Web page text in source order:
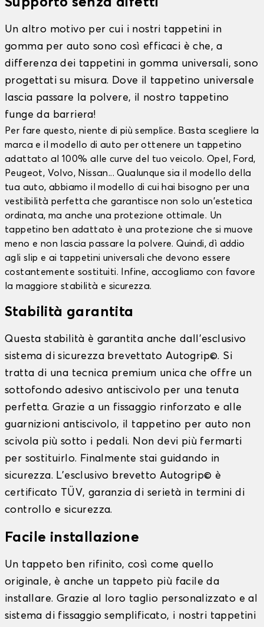
Un altro motivo per cui i nostri tappetini in
gomma per auto sono così efficaci è che, a
differenza dei tappetini in gomma universali, sono
progettati su misura. Dove il tappetino universale
lascia passare la polvere, il nostro tappetino
funge da barriera!
Per fare questo, niente di più semplice. Basta scegliere la
marca e il modello di auto per ottenere un tappetino
adattato al 100% alle curve del tuo veicolo. Opel, Ford,
Peugeot, Volvo, Nissan... Qualunque sia il modello della
tua auto, abbiamo il modello di cui hai bisogno per una
vestibilità perfetta che garantisce non solo un'estetica
ordinata, ma anche una protezione ottimale. Un
tappetino ben adattato è una protezione che si muove
meno e non lascia passare la polvere. Quindi, dì addio
agli slip e ai tappetini universali che devono essere
costantemente sostituiti. Infine, accogliamo con favore
la maggiore stabilità e sicurezza.
Stabilità garantita
Questa stabilità è garantita anche dall'esclusivo
sistema di sicurezza brevettato Autogrip©. Si
tratta di una tecnica premium unica che offre un
sottofondo adesivo antiscivolo per una tenuta
perfetta. Grazie a un fissaggio rinforzato e alle
guarnizioni antiscivolo, il tappetino per auto non
scivola più sotto i pedali. Non devi più fermarti
per sostituirlo. Finalmente stai guidando in
sicurezza. L'esclusivo brevetto Autogrip© è
certificato TÜV, garanzia di serietà in termini di
controllo e sicurezza.
Facile installazione
Un tappeto ben rifinito, così come quello
originale, è anche un tappeto più facile da
installare. Grazie al loro taglio personalizzato e al
sistema di fissaggio semplificato, i nostri tappetini